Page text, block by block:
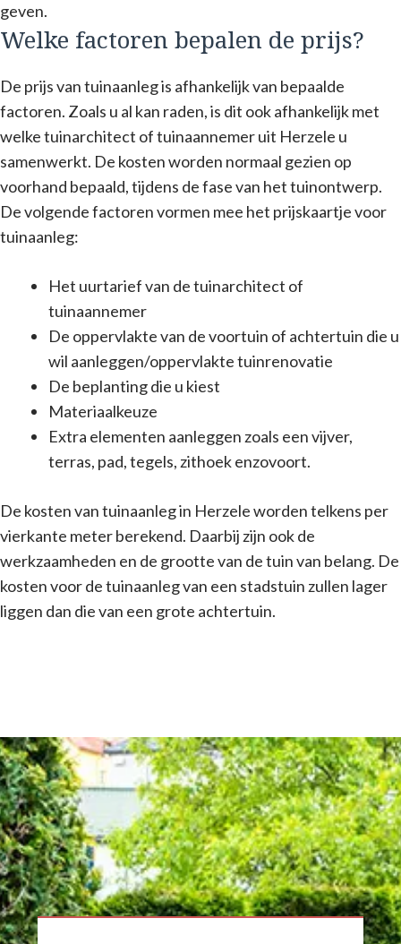
geven.
Welke factoren bepalen de prijs?
De prijs van tuinaanleg is afhankelijk van bepaalde
factoren. Zoals u al kan raden, is dit ook afhankelijk met
welke tuinarchitect of tuinaannemer uit Herzele u
samenwerkt. De kosten worden normaal gezien op
voorhand bepaald, tijdens de fase van het tuinontwerp.
De volgende factoren vormen mee het prijskaartje voor
tuinaanleg:
Het uurtarief van de tuinarchitect of
tuinaannemer
De oppervlakte van de voortuin of achtertuin die u
wil aanleggen/oppervlakte tuinrenovatie
De beplanting die u kiest
Materiaalkeuze
Extra elementen aanleggen zoals een vijver,
terras, pad, tegels, zithoek enzovoort.
De kosten van tuinaanleg in Herzele worden telkens per
vierkante meter berekend. Daarbij zijn ook de
werkzaamheden en de grootte van de tuin van belang. De
kosten voor de tuinaanleg van een stadstuin zullen lager
liggen dan die van een grote achtertuin.